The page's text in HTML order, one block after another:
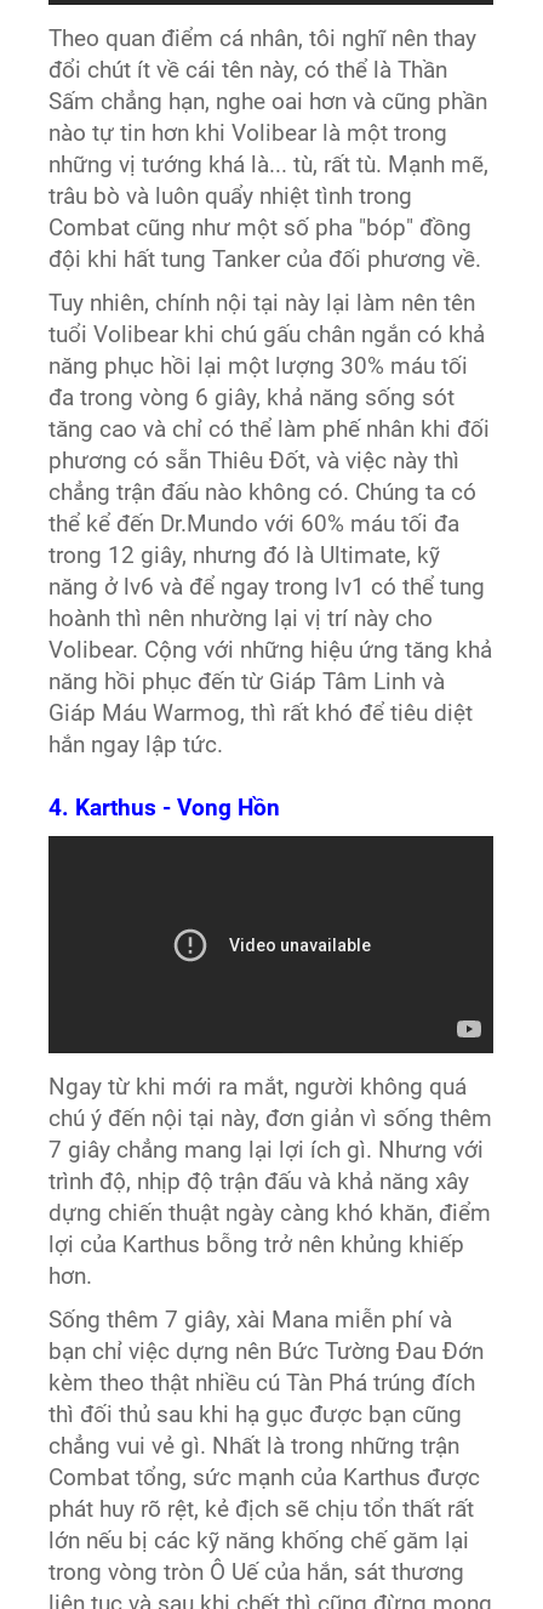
Theo quan điểm cá nhân, tôi nghĩ nên thay
đổi chút ít về cái tên này, có thể là Thần
Sấm chẳng hạn, nghe oai hơn và cũng phần
nào tự tin hơn khi Volibear là một trong
những vị tướng khá là... tù, rất tù. Mạnh mẽ,
trâu bò và luôn quẩy nhiệt tình trong
Combat cũng như một số pha "bóp" đồng
đội khi hất tung Tanker của đối phương về.
Tuy nhiên, chính nội tại này lại làm nên tên
tuổi Volibear khi chú gấu chân ngắn có khả
năng phục hồi lại một lượng 30% máu tối
đa trong vòng 6 giây, khả năng sống sót
tăng cao và chỉ có thể làm phế nhân khi đối
phương có sẵn Thiêu Đốt, và việc này thì
chẳng trận đấu nào không có. Chúng ta có
thể kể đến Dr.Mundo với 60% máu tối đa
trong 12 giây, nhưng đó là Ultimate, kỹ
năng ở lv6 và để ngay trong lv1 có thể tung
hoành thì nên nhường lại vị trí này cho
Volibear. Cộng với những hiệu ứng tăng khả
năng hồi phục đến từ Giáp Tâm Linh và
Giáp Máu Warmog, thì rất khó để tiêu diệt
hắn ngay lập tức.
4. Karthus - Vong Hồn
Ngay từ khi mới ra mắt, người không quá
chú ý đến nội tại này, đơn giản vì sống thêm
7 giây chẳng mang lại lợi ích gì. Nhưng với
trình độ, nhịp độ trận đấu và khả năng xây
dựng chiến thuật ngày càng khó khăn, điểm
lợi của Karthus bỗng trở nên khủng khiếp
hơn.
Sống thêm 7 giây, xài Mana miễn phí và
bạn chỉ việc dựng nên Bức Tường Đau Đớn
kèm theo thật nhiều cú Tàn Phá trúng đích
thì đối thủ sau khi hạ gục được bạn cũng
chẳng vui vẻ gì. Nhất là trong những trận
Combat tổng, sức mạnh của Karthus được
phát huy rõ rệt, kẻ địch sẽ chịu tổn thất rất
lớn nếu bị các kỹ năng khống chế găm lại
trong vòng tròn Ô Uế của hắn, sát thương